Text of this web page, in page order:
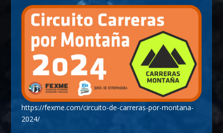
https://fexme.com/circuito-de-carreras-por-montana-
2024/